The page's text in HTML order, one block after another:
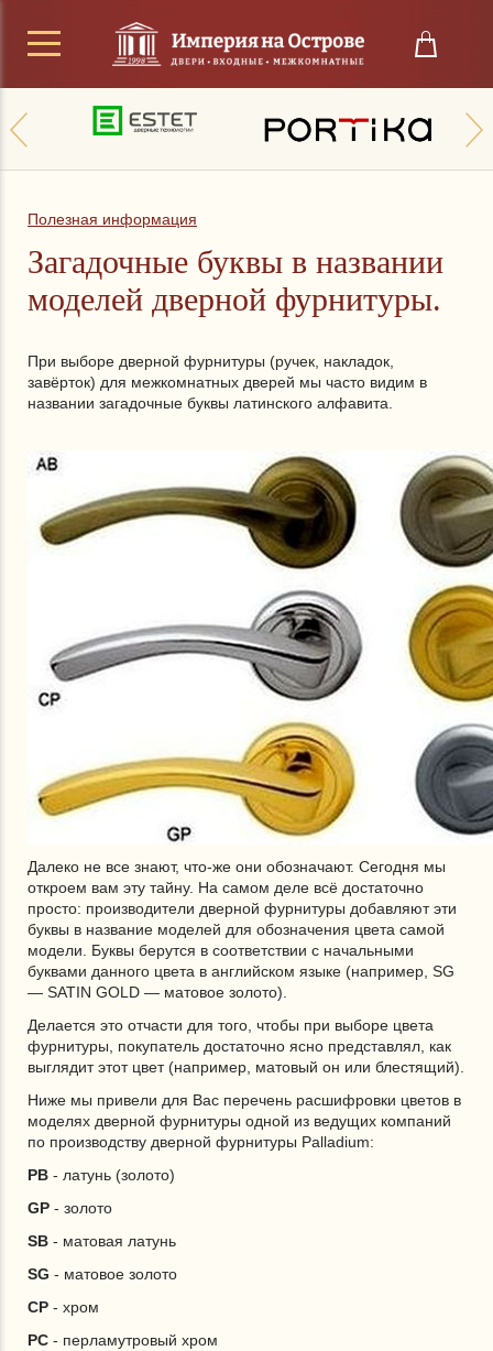
Полезная информация
Загадочные буквы в названии
моделей дверной фурнитуры.
При выборе дверной фурнитуры (ручек, накладок,
завёрток) для межкомнатных дверей мы часто видим в
названии загадочные буквы латинского алфавита.
Далеко не все знают, что-же они обозначают. Сегодня мы
откроем вам эту тайну. На самом деле всё достаточно
просто: производители дверной фурнитуры добавляют эти
буквы в название моделей для обозначения цвета самой
модели. Буквы берутся в соответствии с начальными
буквами данного цвета в английском языке (например, SG
— SATIN GOLD — матовое золото).
Делается это отчасти для того, чтобы при выборе цвета
фурнитуры, покупатель достаточно ясно представлял, как
выглядит этот цвет (например, матовый он или блестящий).
Ниже мы привели для Вас перечень расшифровки цветов в
моделях дверной фурнитуры одной из ведущих компаний
по производству дверной фурнитуры Palladium:
PB - латунь (золото)
GP - золото
SB - матовая латунь
SG - матовое золото
CP - хром
PC - перламутровый хром